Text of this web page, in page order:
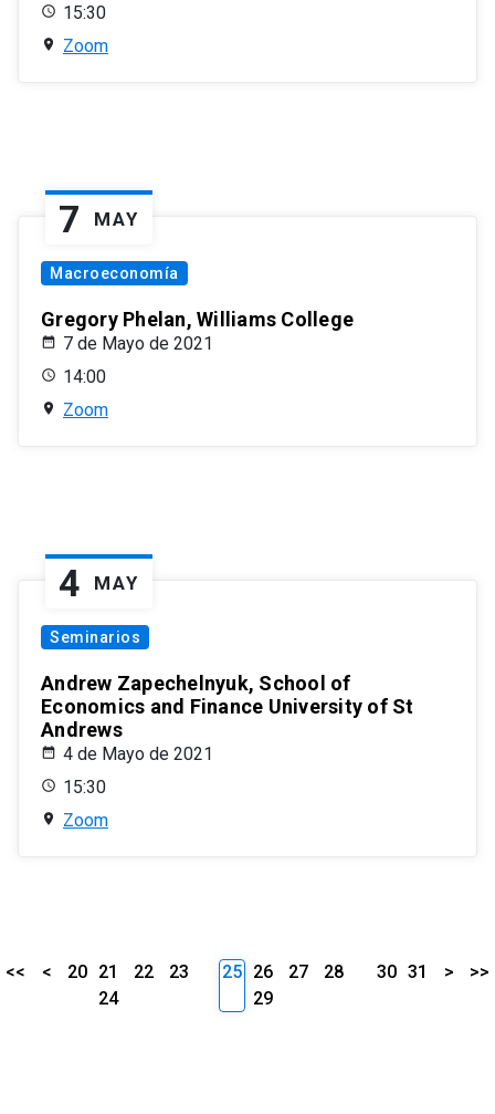
15:30
Zoom
7 MAY
Macroeconomía
Gregory Phelan, Williams College
7 de Mayo de 2021
14:00
Zoom
4 MAY
Seminarios
Andrew Zapechelnyuk, School of
Economics and Finance University of St
Andrews
4 de Mayo de 2021
15:30
Zoom
<< < 20 21 22
23
24
25 26 27
28
29
30 31 > >>